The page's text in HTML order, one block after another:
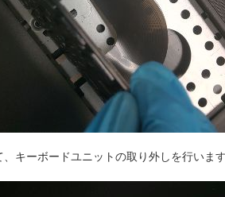
、キーボードユニットの取り外しを行いま